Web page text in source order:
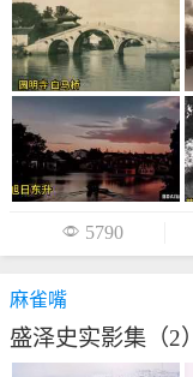
 5790
麻雀嘴
盛泽史实影集（2）